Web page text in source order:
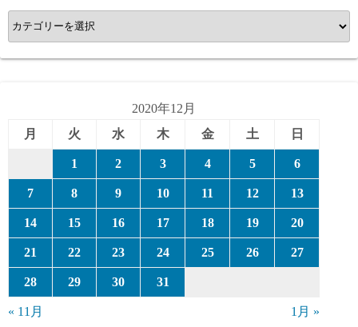
カ
テ
ゴ
2020年12月
月
火 水 木 金 土 日
1 2 3 4 5 6
7 8 9 10 11 12 13
14 15 16 17 18 19 20
21 22 23 24 25 26 27
28 29 30 31
« 11月 1月 »